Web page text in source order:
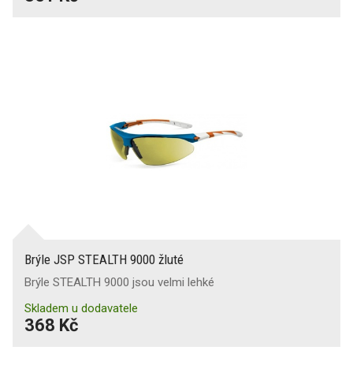
Brýle JSP STEALTH 9000 žluté
Brýle STEALTH 9000 jsou velmi lehké
Skladem u dodavatele
368 Kč